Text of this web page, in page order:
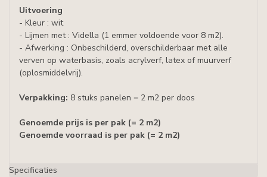
Uitvoering
- Kleur : wit
- Lijmen met : Vidella (1 emmer voldoende voor 8 m2).
- Afwerking : Onbeschilderd, overschilderbaar met alle
verven op waterbasis, zoals acrylverf, latex of muurverf
(oplosmiddelvrij).
Verpakking: 8 stuks panelen = 2 m2 per doos
Genoemde prijs is per pak (= 2 m2)
Genoemde voorraad is per pak (= 2 m2)
Specificaties